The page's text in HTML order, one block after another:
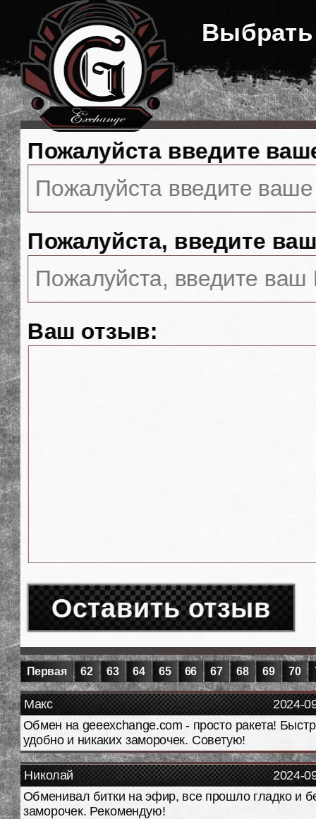
Пожалуйста введите
Пожалуйста, введите
Ваш отзыв:
Оставить отзыв
Первая 62 63 64 65 66 67 68 69 70
2024-
Макс
Обмен на geeexchange.com - просто ракета!
удобно и никаких заморочек. Советую!
2024-
Николай
Обменивал битки на эфир, все прошло гладко и
заморочек. Рекомендую!